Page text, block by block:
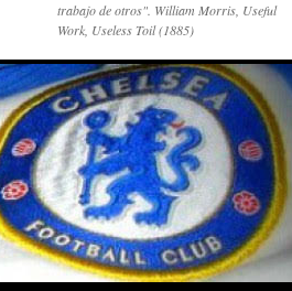
trabajo de otros". William Morris, Useful
Work, Useless Toil (1885)